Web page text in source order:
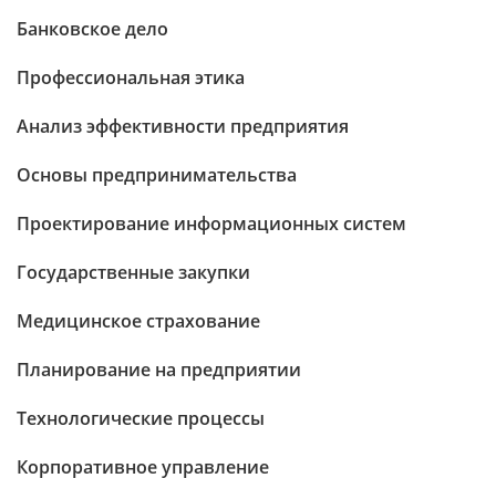
Банковское дело
Профессиональная этика
Анализ эффективности предприятия
Основы предпринимательства
Проектирование информационных систем
Государственные закупки
Медицинское страхование
Планирование на предприятии
Технологические процессы
Корпоративное управление